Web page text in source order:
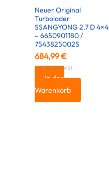
Neuer Original
Turbolader
SSANGYONG 2.7 D 4×4
– 6650901180 /
7543825002S
684,99€
inkl. 19 % MwSt.
In den
Warenkorb